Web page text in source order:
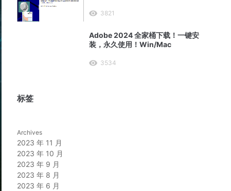
3821
Adobe 2024 全家桶下载！一键安
装，永久使用！Win/Mac
3534
标签
Archives
2023 年 11 月
2023 年 10 月
2023 年 9 月
2023 年 8 月
2023 年 6 月